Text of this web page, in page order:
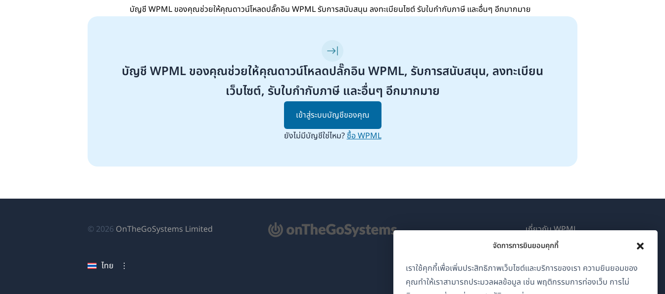
จัดการการยินยอมคุกกี้
เราใช้คุกกี้เพื่อเพิ่มประสิทธิภาพเว็บไซต์และบริการของเรา ความยินยอมของ
คุณทำให้เราสามารถประมวลผลข้อมูล เช่น พฤติกรรมการท่องเว็บ การไม่
บัญชี WPML ของคุณช่วยให้คุณดาวน์โหลดปลั๊กอิน WPML รับการสนับสนุน ลงทะเบียนไซต์ รับใบกำกับภาษี และอื่นๆ อีกมากมาย
บัญชี WPML ของคุณช่วยให้คุณดาวน์โหลดปลั๊กอิน WPML, รับการสนับสนุน, ลงทะเบียน
เว็บไซต์, รับใบกำกับภาษี และอื่นๆ อีกมากมาย
เข้าสู่ระบบบัญชีของคุณ
ยังไม่มีบัญชีใช่ไหม?ซื้อ WPML
© 2026 OnTheGoSystems Limited
ไทย
เกี่ยวกับ WPML
GDPR และนโยบายความเป็นส่วนตัว
เข้าร่วมทีมของเรา(เปิด
ใน
(เปิด (เปิด